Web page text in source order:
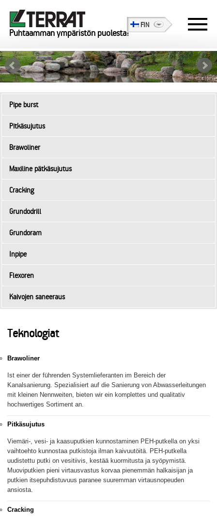
Puhtaamman ympäristön puolesta!
FIN
Pipe burst
Pitkäsujutus
Brawoliner
Maxiline pätkäsujutus
Cracking
Grundodrill
Grundoram
Inpipe
Flexoren
Kaivojen saneeraus
Teknologiat
Brawoliner
Ist einer der führenden Systemlieferanten im Bereich der
Kanalsanierung. Spezialisiert auf die Sanierung von Abwasserleitungen
mit kleinen Nennweiten, bieten wir ein komplettes und qualitativ
hochwertiges Sortiment an.
Pitkäsujutus
Viemäri-, vesi- ja kaasuputkien kunnostaminen PEH-putkella on yksi
vaihtoehto kunnostaa putkistoja ilman kaivuutöitä. PEH-putkella
uudistettu putki on vesitiivis, kestää kuormitusta ja syöpymistä.
Muoviputkien pieni virtausvastus korvaa pienemmän halkaisijan ja
putkien itsepuhdistuvuus paranee suuremman virtausnopeuden
ansiosta.
Cracking